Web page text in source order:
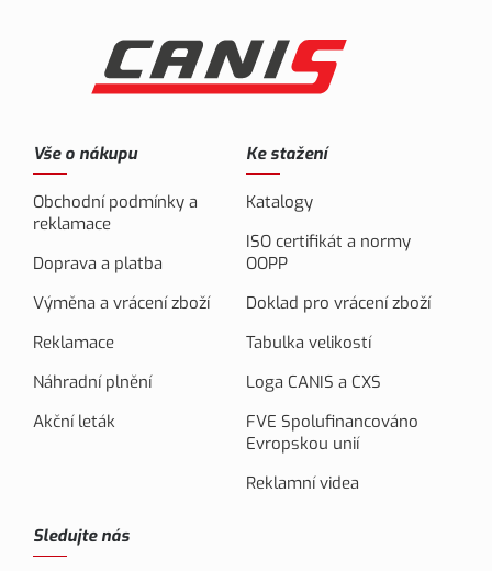
Vše o nákupu
Obchodní podmínky a
reklamace
Doprava a platba
Výměna a vrácení zboží
Reklamace
Náhradní plnění
Akční leták
Ke stažení
Katalogy
ISO certifikát a normy
OOPP
Doklad pro vrácení zboží
Tabulka velikostí
Loga CANIS a CXS
FVE Spolufinancováno
Evropskou unií
Reklamní videa
Sledujte nás